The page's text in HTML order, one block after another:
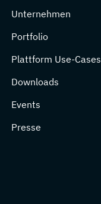
Unternehmen
Portfolio
Plattform Use-Cases
Downloads
Events
Presse